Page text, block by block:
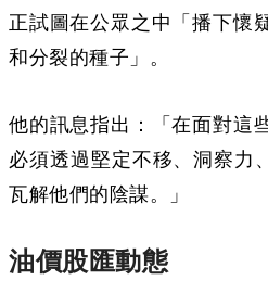
正試圖在公眾之中「播下懷
和分裂的種子」。
他的訊息指出：「在面對這
必須透過堅定不移、洞察力
瓦解他們的陰謀。」
油價股匯動態